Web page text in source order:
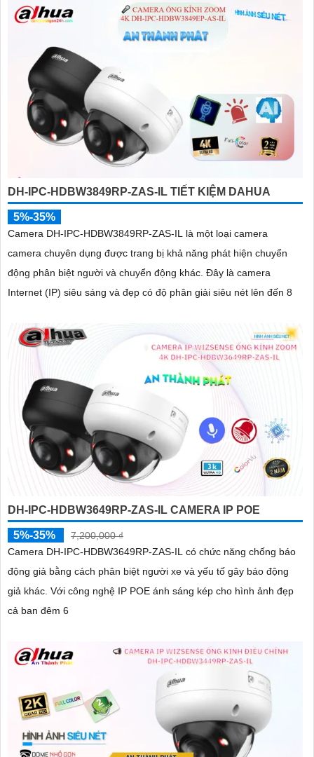
DH-IPC-HDBW3849RP-ZAS-IL TIẾT KIỆM DAHUA
5%-35%
Camera DH-IPC-HDBW3849RP-ZAS-IL là một loại camera
camera chuyên dụng được trang bị khả năng phát hiện chuyển
động phân biệt người và chuyển động khác. Đây là camera
Internet (IP) siêu sáng và đẹp có độ phân giải siêu nét lên đến 8
DH-IPC-HDBW3649RP-ZAS-IL CAMERA IP POE
5%-35%
7,200,000 ₫
Camera DH-IPC-HDBW3649RP-ZAS-IL có chức năng chống báo
động giả bằng cách phân biệt người xe và yếu tố gây báo động
giả khác. Với công nghệ IP POE ánh sáng kép cho hình ảnh đẹp
cả ban đêm 6